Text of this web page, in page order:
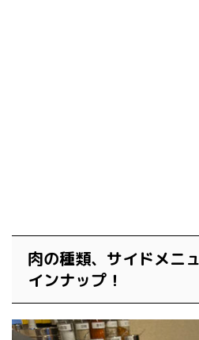
肉の種類、サイドメニ
インナップ！